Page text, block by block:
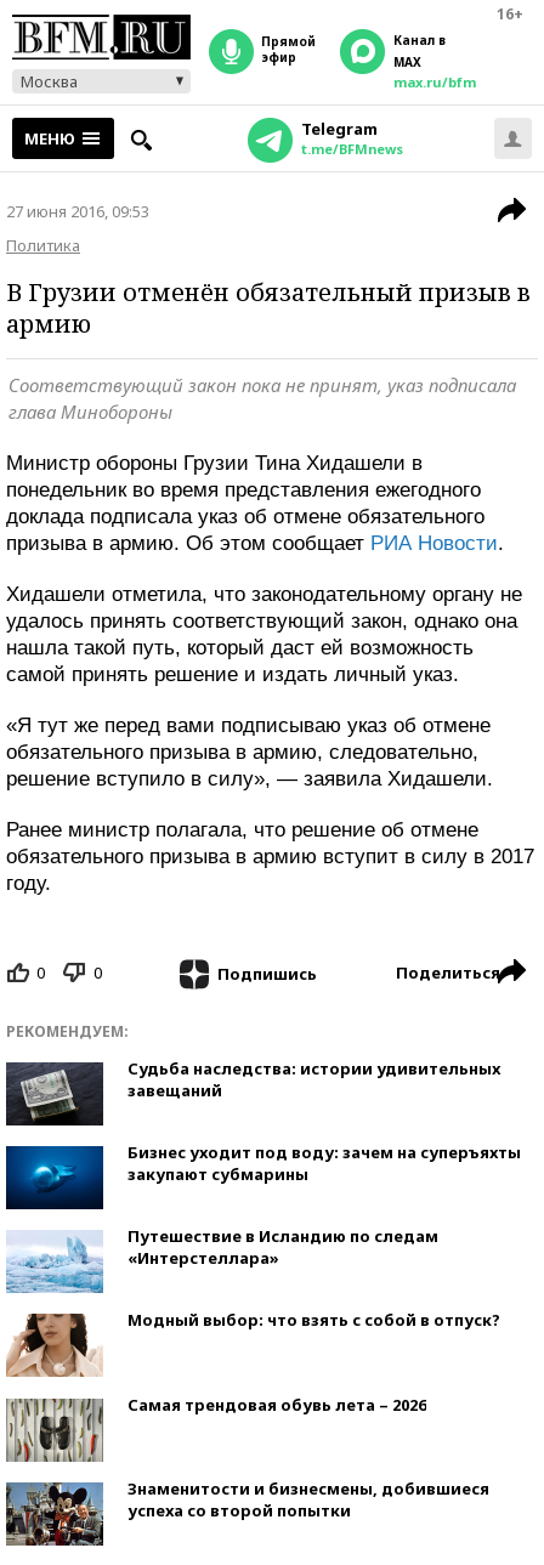
16+
Москва
прямой
эфир
Канал в
MAX
max.ru/bfm
МЕНЮ Telegram
t.me/BFMnews
27 июня 2016, 09:53
Политика
В Грузии отменён обязательный призыв в
армию
Соответствующий закон пока не принят, указ подписала
глава Минобороны
Министр обороны Грузии Тина Хидашели в
понедельник во время представления ежегодного
доклада подписала указ об отмене обязательного
призыва в армию. Об этом сообщает РИА Новости.
Хидашели отметила, что законодательному органу не
удалось принять соответствующий закон, однако она
нашла такой путь, который даст ей возможность
самой принять решение и издать личный указ.
«Я тут же перед вами подписываю указ об отмене
обязательного призыва в армию, следовательно,
решение вступило в силу», — заявила Хидашели.
Ранее министр полагала, что решение об отмене
обязательного призыва в армию вступит в силу в 2017
году.
0 0 Подпишись Поделиться
РЕКОМЕНДУЕМ:
Судьба наследства: истории удивительных
завещаний
Бизнес уходит под воду: зачем на суперъяхты
закупают субмарины
Путешествие в Исландию по следам
«Интерстеллара»
Модный выбор: что взять с собой в отпуск?
Самая трендовая обувь лета – 2026
Знаменитости и бизнесмены, добившиеся
успеха со второй попытки